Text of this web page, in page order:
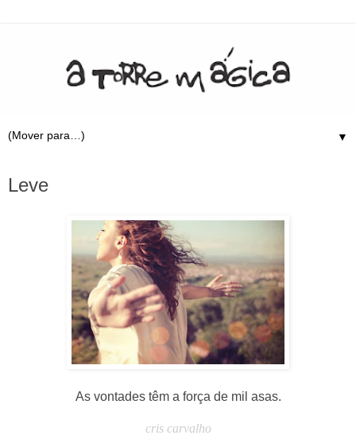
▼
Leve
As vontades têm a força de mil asas.
cris carvalho